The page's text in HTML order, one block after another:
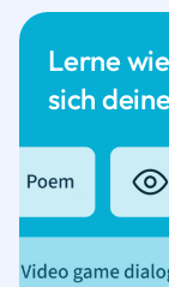
Lerne
sich